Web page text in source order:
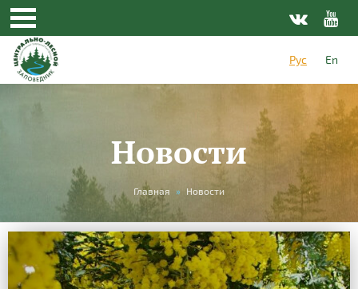
Рус En
Новости
здесь
Главная » Новости